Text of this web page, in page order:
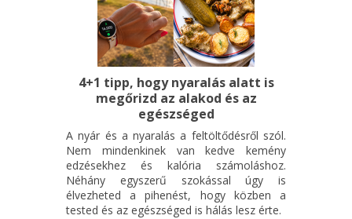
4+1 tipp, hogy nyaralás alatt is
megőrizd az alakod és az
egészséged
A nyár és a nyaralás a feltöltődésről szól.
Nem mindenkinek van kedve kemény
edzésekhez és kalória számoláshoz.
Néhány egyszerű szokással úgy is
élvezheted a pihenést, hogy közben a
tested és az egészséged is hálás lesz érte.